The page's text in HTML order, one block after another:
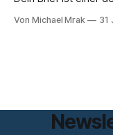
letzten Hebel, der
Von Michael Mrak 31